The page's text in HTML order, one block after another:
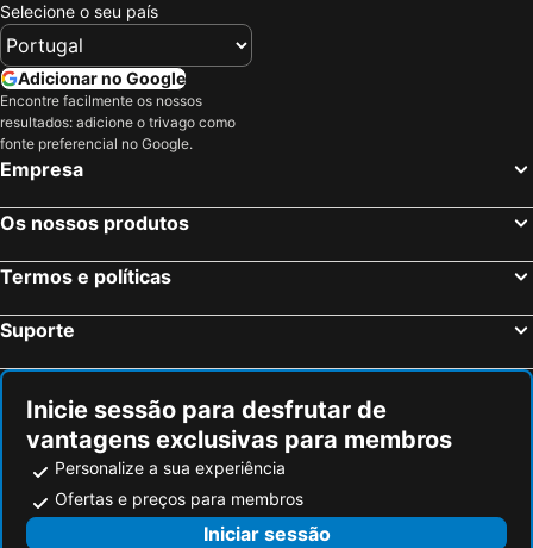
Selecione o seu país
Adicionar no Google
Encontre facilmente os nossos
resultados: adicione o trivago como
fonte preferencial no Google.
Empresa
Os nossos produtos
Termos e políticas
Suporte
Inicie sessão para desfrutar de
vantagens exclusivas para membros
Personalize a sua experiência
Ofertas e preços para membros
Iniciar sessão